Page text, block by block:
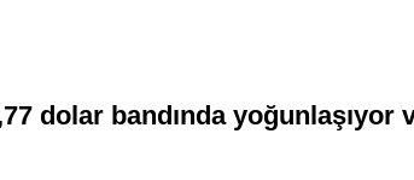
dolar bandında